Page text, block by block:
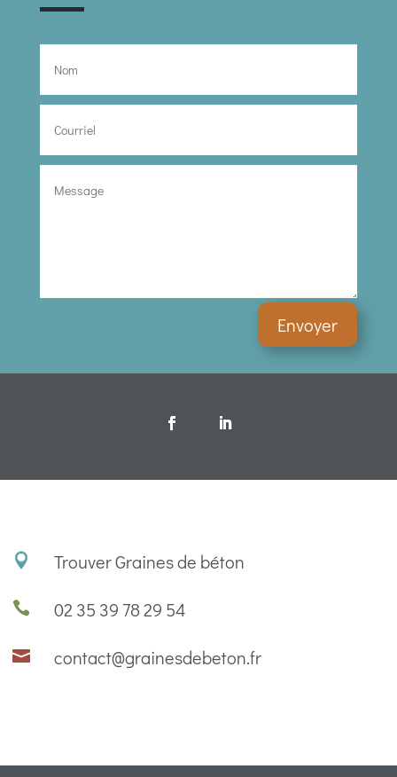
Envoyer
 Trouver Graines de béton
 02 35 39 78 29 54
 contact@grainesdebeton.fr